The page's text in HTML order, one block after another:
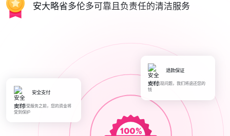
安大略省多伦多可靠且负责任的清洁服务
安全支付
在您接受服务之前，您的资金将
受到保护
退款保证
如果出现问题，我们将退还您的
钱